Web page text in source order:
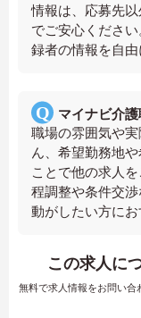
情報は、応募先
でご安心くださ
録者の情報を自由
マイナビ介
職場の雰囲気や
ん、希望勤務地
ことで他の求人
程調整や条件交
動がしたい方にお
この求人に
無料で求人情報をお問い合